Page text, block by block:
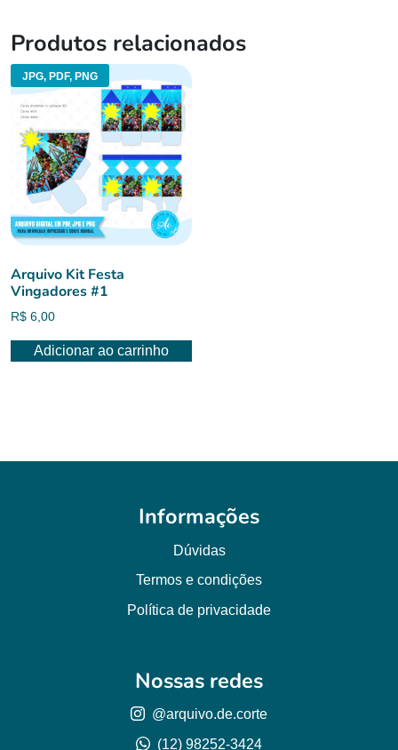
Produtos relacionados
JPG, PDF, PNG
Arquivo Kit Festa
Vingadores #1
R$ 6,00
Adicionar ao carrinho
Informações
Dúvidas
Termos e condições
Política de privacidade
Nossas redes
@arquivo.de.corte
(12) 98252-3424